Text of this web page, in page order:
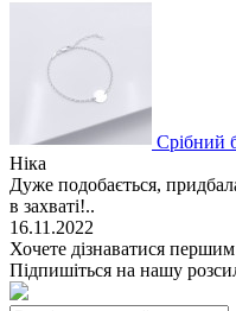
Срібний
Ніка
Дуже подобається,
в захваті!..
16.11.2022
Хочете дізнаватися
Підпишіться на нашу